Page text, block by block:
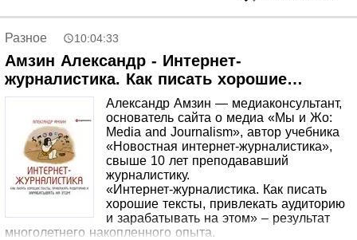
Разное 10:04:33
Амзин Александр - Интернет-
журналистика. Как писать хорошие
тексты, привлекать аудиторию и
зарабатывать на этом.
Александр Амзин — медиаконсультант,
основатель сайта о медиа «Мы и Жо:
Media and Journalism», автор учебника
«Новостная интернет-журналистика»,
свыше 10 лет преподававший
журналистику.
«Интернет-журналистика. Как писать
хорошие тексты, привлекать аудиторию
и зарабатывать на этом» – результат
многолетнего накопленного опыта.